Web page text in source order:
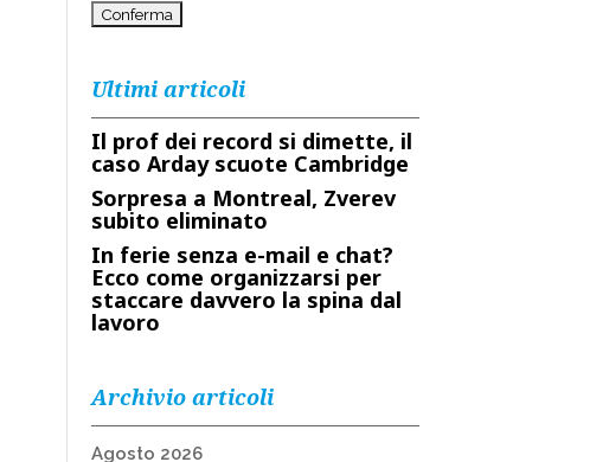
Ultimi articoli
Il prof dei record si dimette, il
caso Arday scuote Cambridge
Sorpresa a Montreal, Zverev
subito eliminato
In ferie senza e-mail e chat?
Ecco come organizzarsi per
staccare davvero la spina dal
lavoro
Archivio articoli
Agosto 2026